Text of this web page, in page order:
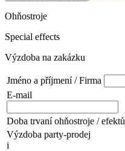
Ohňostroje
Special effects
Výzdoba na zakázku
Jméno a příjmení / Firma
E-mail
Doba trvaní ohňostroje / efektů
Výzdoba party-prodej
i